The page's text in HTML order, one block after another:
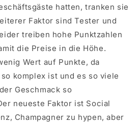
hatten, tranken sie
Faktor sind Tester und
treiben hohe Punktzahlen
die Preise in die Höhe.
Wert auf Punkte, da
komplex ist und es so viele
Geschmack so
neueste Faktor ist Social
Champagner zu hypen, aber